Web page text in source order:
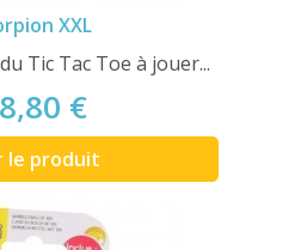
XXL
Tic Tac Toe à jouer...
€
le produit